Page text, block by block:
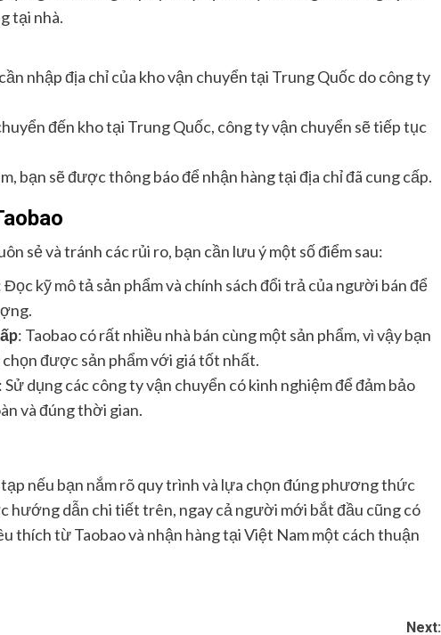
tại nhà.
nhập địa chỉ của kho vận chuyển tại Trung Quốc do công ty
đến kho tại Trung Quốc, công ty vận chuyển sẽ tiếp tục
bạn sẽ được thông báo để nhận hàng tại địa chỉ đã cung cấp.
sẻ và tránh các rủi ro, bạn cần lưu ý một số điểm sau:
Đọc kỹ mô tả sản phẩm và chính sách đổi trả của người bán để
: Taobao có rất nhiều nhà bán cùng một sản phẩm, vì vậy bạn
chọn được sản phẩm với giá tốt nhất.
: Sử dụng các công ty vận chuyển có kinh nghiệm để đảm bảo
và đúng thời gian.
nếu bạn nắm rõ quy trình và lựa chọn đúng phương thức
hướng dẫn chi tiết trên, ngay cả người mới bắt đầu cũng có
thích từ Taobao và nhận hàng tại Việt Nam một cách thuận
Next: